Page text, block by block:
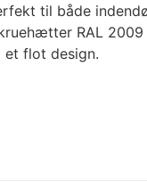
til både
RAL
et flot design.